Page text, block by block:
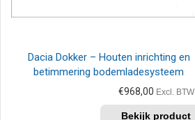
Dacia Dokker – Houten inrichting en
betimmering bodemladesysteem
€968,00 Excl. BTW